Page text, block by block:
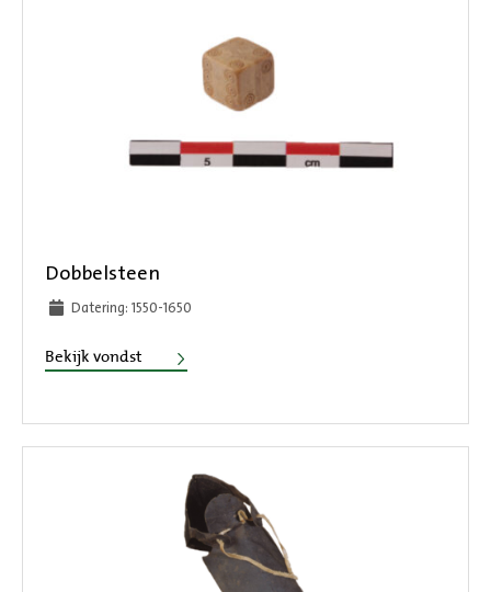
Dobbelsteen
Datering: 1550-1650
Bekijk vondst Dobbelsteen